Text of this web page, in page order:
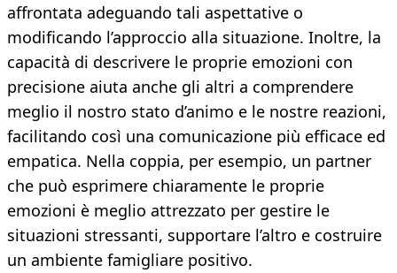
affrontata adeguando tali aspettative o
modificando l’approccio alla situazione. Inoltre, la
capacità di descrivere le proprie emozioni con
precisione aiuta anche gli altri a comprendere
meglio il nostro stato d’animo e le nostre reazioni,
facilitando così una comunicazione più efficace ed
empatica. Nella coppia, per esempio, un partner
che può esprimere chiaramente le proprie
emozioni è meglio attrezzato per gestire le
situazioni stressanti, supportare l’altro e costruire
un ambiente famigliare positivo.